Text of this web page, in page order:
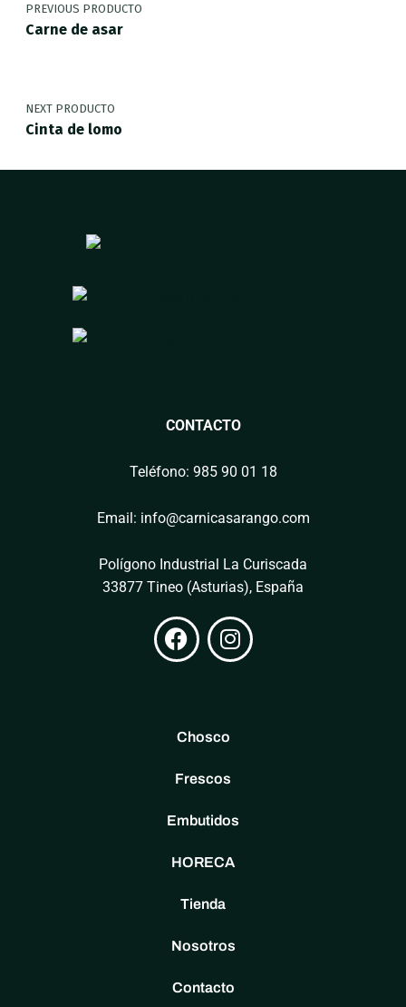
PREVIOUS PRODUCTO
Carne de asar
NEXT PRODUCTO
Cinta de lomo
CONTACTO
Teléfono: 985 90 01 18
Email: info@carnicasarango.com
Polígono Industrial La Curiscada
33877 Tineo (Asturias), España
Chosco
Frescos
Embutidos
HORECA
Tienda
Nosotros
Contacto